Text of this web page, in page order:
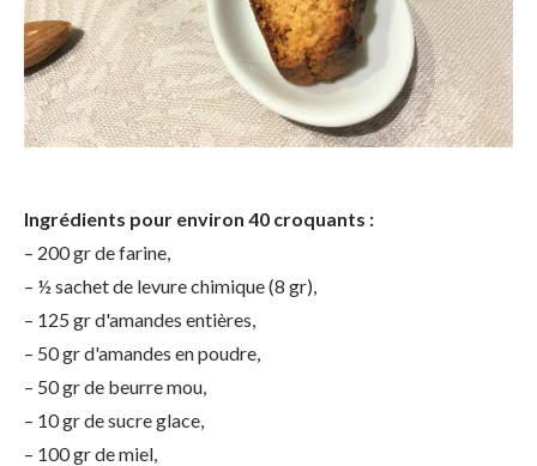
Ingrédients pour environ 40 croquants :
– 200 gr de farine,
– ½ sachet de levure chimique (8 gr),
– 125 gr d'amandes entières,
– 50 gr d'amandes en poudre,
– 50 gr de beurre mou,
– 10 gr de sucre glace,
– 100 gr de miel,